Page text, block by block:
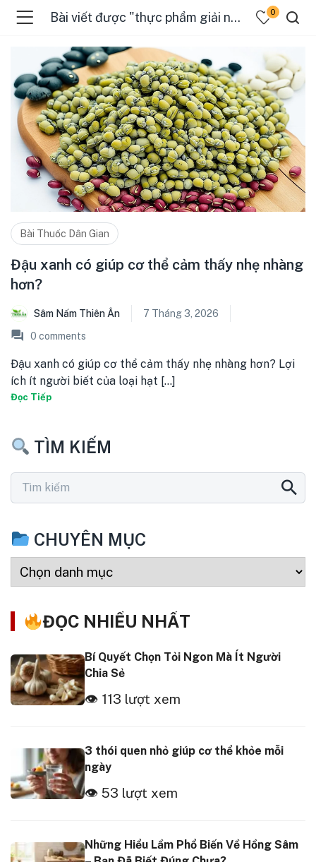
Bài viết được "thực phẩm giải nhiệt" 0
Bài Thuốc Dân Gian
Đậu xanh có giúp cơ thể cảm thấy nhẹ nhàng
hơn?
Sâm Nấm Thiên Ân
7 Tháng 3, 2026
0 comments
Đậu xanh có giúp cơ thể cảm thấy nhẹ nhàng hơn? Lợi
ích ít người biết của loại hạt [...]
Đọc Tiếp
TÌM KIẾM
CHUYÊN MỤC
ĐỌC NHIỀU NHẤT
Bí Quyết Chọn Tỏi Ngon Mà Ít Người
Chia Sẻ
👁 113 lượt xem
3 thói quen nhỏ giúp cơ thể khỏe mỗi
ngày
👁 53 lượt xem
Những Hiểu Lầm Phổ Biến Về Hồng Sâm